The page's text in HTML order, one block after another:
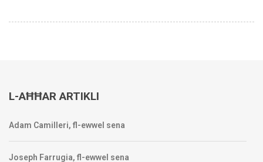
L-AĦĦAR ARTIKLI
Adam Camilleri, fl-ewwel sena
Joseph Farrugia, fl-ewwel sena